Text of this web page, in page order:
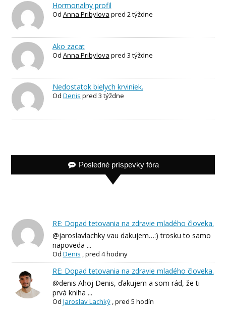
Hormonalny profil
Od Anna Pribylova pred 2 týždne
Ako zacat
Od Anna Pribylova pred 3 týždne
Nedostatok bielych krviniek.
Od Denis pred 3 týždne
Posledné príspevky fóra
RE: Dopad tetovania na zdravie mladého človeka.
@jaroslavlachky vau dakujem…:) trosku to samo
napoveda ...
Od Denis ,pred 4 hodiny
RE: Dopad tetovania na zdravie mladého človeka.
@denis Ahoj Denis, ďakujem a som rád, že ti
prvá kniha ...
Od Jaroslav Lachký,pred 5 hodín